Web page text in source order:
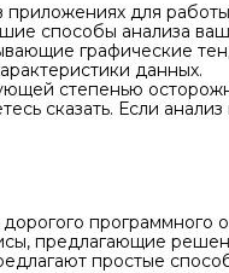
для
способы анализа
графические
данных.
степенью
сказать. Если
программного
предлагающие
простые